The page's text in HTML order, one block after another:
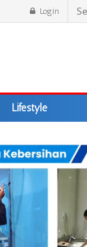
Login
Lifestyle